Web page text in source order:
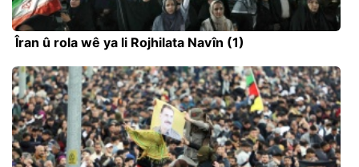
Îran û rola wê ya li Rojhilata Navîn (1)